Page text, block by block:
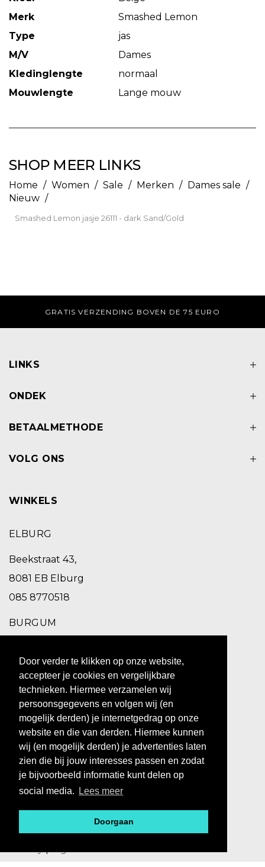
Door verder te klikken op onze website,
accepteer je cookies en vergelijkbare
technieken. Hiermee verzamelen wij
persoonsgegevens en volgen wij (en
mogelijk derden) je internetgedrag op onze
website en die van derden. Hiermee kunnen
wij (en mogelijk derden) je advertenties laten
zien die bij jouw interesses passen en zodat
je bijvoorbeeld informatie kunt delen op
social media.
Lees meer
Doorgaan
Merk
Smashed Lemon
Type
jas
M/V
Dames
Kledinglengte
normaal
Mouwlengte
Lange mouw
SHOP MEER LINKS
Home / Women / Sale / Merken / Dames sale /
Nieuw /
Smashed Lemon jasje 26111 - dark Sand/Gold
GRATIS VERZENDING BOVEN DE 75 EURO
LINKS
ONDEK
BETAALMETHODE
VOLG ONS
WINKELS
ELBURG
Beekstraat 43,
8081 EB Elburg
085 8770518
BURGUM
9251 EC Burgum
0511 469 260
ZUIDHORN
Hoofdstraat 10,
9801 BX Zuidhorn
0594 769 010
@ 2023 - BOS MEN&WOMEN